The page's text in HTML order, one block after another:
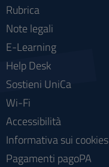
Rubrica
Note legali
E-Learning
Help Desk
Sostieni UniCa
Wi-Fi
Accessibilità
Informativa sui cookies
Pagamenti pagoPA